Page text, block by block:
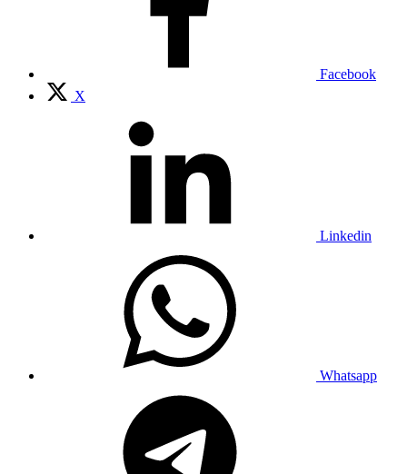
Facebook
X
Linkedin
Whatsapp